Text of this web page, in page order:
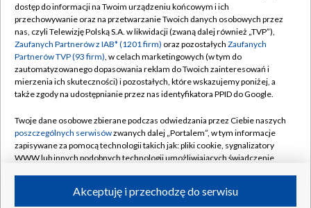
Abonament TVP
Emisja w TVP
Centrum informacji TVP
Naziemna Telewizja Cyfrowa
Rada Programowa
System NOS
Informacje o nadawcy
Program dla prasy
Regulamin TVP
Polityka prywatności
Moje zgody
Pomoc
Kontakt
Kanały
dostęp do informacji na Twoim urządzeniu końcowym i ich
przechowywanie oraz na przetwarzanie Twoich danych osobowych przez
nas, czyli Telewizję Polską S.A. w likwidacji (zwaną dalej również „TVP”),
Zaufanych Partnerów z IAB* (1201 firm) oraz pozostałych Zaufanych
Partnerów TVP (93 firm), w celach marketingowych (w tym do
zautomatyzowanego dopasowania reklam do Twoich zainteresowań i
mierzenia ich skuteczności) i pozostałych, które wskazujemy poniżej, a
także zgody na udostępnianie przez nas identyfikatora PPID do Google.
Twoje dane osobowe zbierane podczas odwiedzania przez Ciebie naszych
poszczególnych serwisówzwanych dalej „Portalem”, w tym informacje
zapisywane za pomocą technologii takich jak: pliki cookie, sygnalizatory
WWW lub innych podobnych technologii umożliwiających świadczenie
ruchu w Internecie.Akceptuję i przechodzę do serwisu